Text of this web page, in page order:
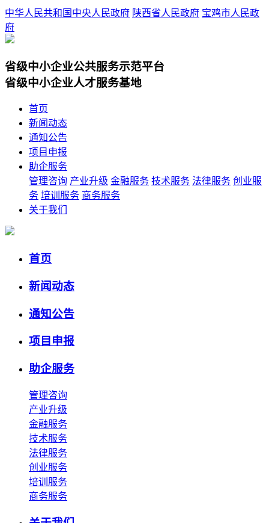
中华人民共和国中央人民政府 陕西省人民政府 宝鸡市人民政
府
省级中小企业公共服务示范平台
省级中小企业人才服务基地
首页
新闻动态
通知公告
项目申报
助企服务
管理咨询 产业升级 金融服务 技术服务 法律服务 创业服
务 培训服务 商务服务
关于我们
首页
新闻动态
通知公告
项目申报
助企服务
管理咨询
产业升级
金融服务
技术服务
法律服务
创业服务
培训服务
商务服务